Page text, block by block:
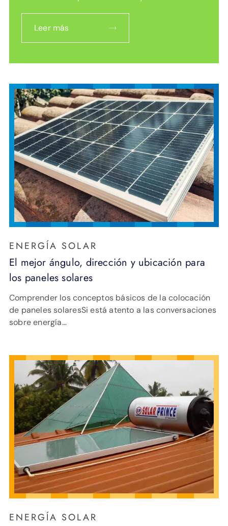
Leer más
ENERGÍA SOLAR
El mejor ángulo, dirección y ubicación para
los paneles solares
Comprender los conceptos básicos de la colocación
de paneles solaresSi está atento a las conversaciones
sobre energía…
ENERGÍA SOLAR